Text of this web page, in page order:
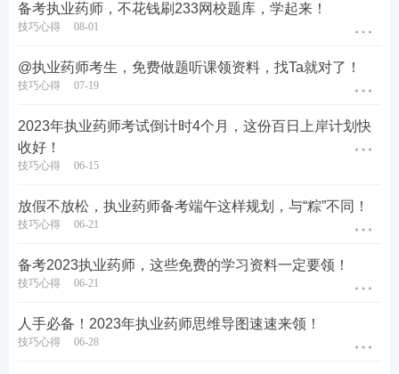
《药学专业知识(一)》 2017年-2022年历年真题>>
《药学专业知识(二)》
《药事管理与法规》
《中药学专业知识(一)》 2017年-2022年历年真题>>
《中药学专业知识(二)》 2017年-2022年历年真题>>
《中药学综合知识与技能》 2017年-2022年历年真题>>
执业药师考试所谓“差之毫厘失之千里”，成绩单下来
备考执业药师，不花钱刷233网校题库，学起来！
技巧心得 08-01
@执业药师考生，免费做题听课领资料，找Ta就对了！
技巧心得 07-19
2023年执业药师考试倒计时4个月，这份百日上岸计划快
收好！
技巧心得 06-15
放假不放松，执业药师备考端午这样规划，与“粽”不同！
技巧心得 06-21
备考2023执业药师，这些免费的学习资料一定要领！
技巧心得 06-21
人手必备！2023年执业药师思维导图速速来领！
技巧心得 06-28